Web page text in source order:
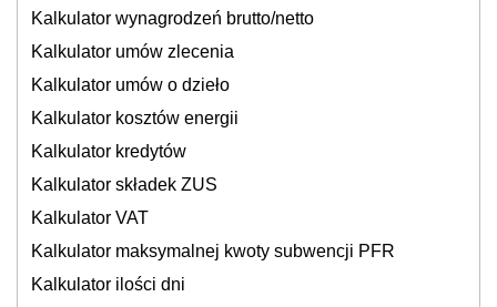
Kalkulator wynagrodzeń brutto/netto
Kalkulator umów zlecenia
Kalkulator umów o dzieło
Kalkulator kosztów energii
Kalkulator kredytów
Kalkulator składek ZUS
Kalkulator VAT
Kalkulator maksymalnej kwoty subwencji PFR
Kalkulator ilości dni